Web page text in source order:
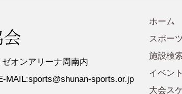
オンアリーナ周南内
MAIL:sports@shunan-sports.or.jp
ホーム
スポー
施設検
イベン
大会ス